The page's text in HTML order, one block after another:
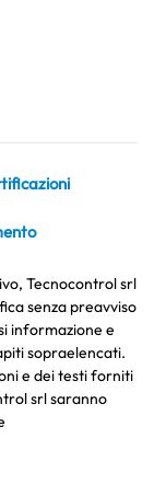
Tecnocontrol srl
senza preavviso
informazione e
sopraelencati.
e dei testi forniti
srl saranno